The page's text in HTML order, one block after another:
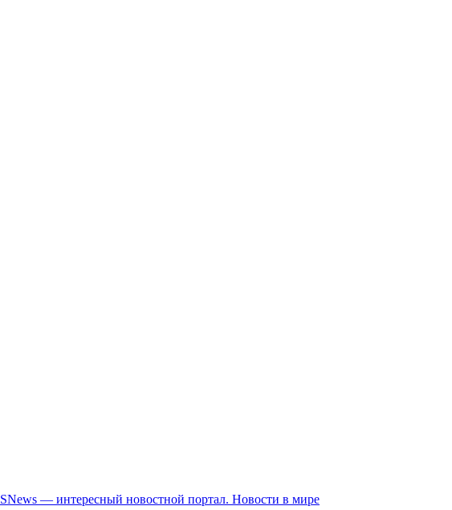
SNews — интересный новостной портал. Новости в мире